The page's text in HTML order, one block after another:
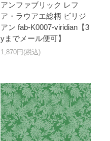
アンファブリック レフ
ア・ラウアエ総柄 ビリジ
アン fab-K0007-viridian【3
yまでメール便可】
1,870円(税込)